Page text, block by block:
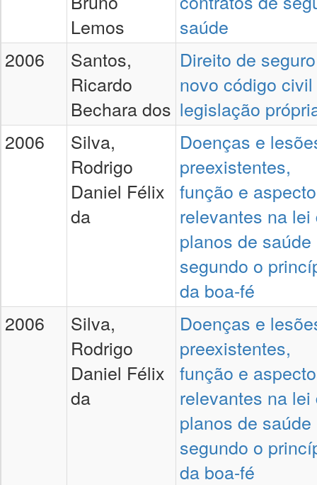
Lemos
saúde
2006
Santos,
Ricardo
Bechara dos
Direito de
novo código
legislação
2006
Silva,
Rodrigo
Daniel Félix
da
Doenças e
preexistentes,
função e
relevantes na lei
planos de saúde
segundo o
da boa-fé
2006
Silva,
Rodrigo
Daniel Félix
da
Doenças e
preexistentes,
função e
relevantes na lei
planos de saúde
segundo o
da boa-fé